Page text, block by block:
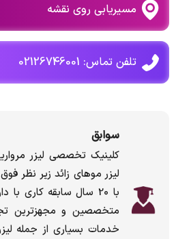
مسیریابی روی نقشه
تلفن تماس: 02126746001
سوابق
کلینیک تخصصی لیزر
لیزر موهای زائد زیر
با 20 سال سابقه کاری
متخصصین و مجهزترین
خدمات بسیاری از جمله